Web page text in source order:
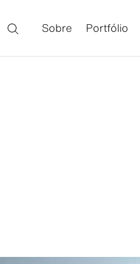
Sobre Portfólio